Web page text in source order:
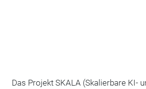
Das Projekt SKALA (Skalierbare KI-